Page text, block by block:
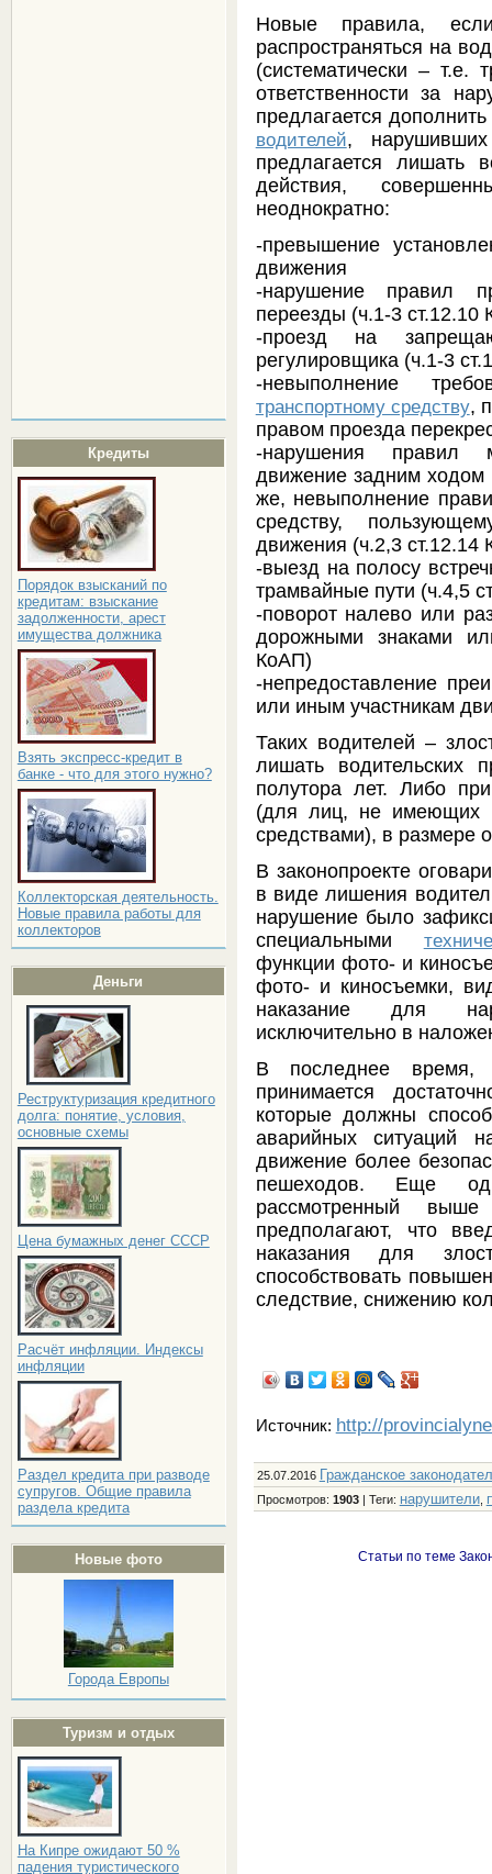
Кредиты
Порядок взысканий по
кредитам: взыскание
задолженности, арест
имущества должника
Взять экспресс-кредит в
банке - что для этого нужно?
Коллекторская деятельность.
Новые правила работы для
коллекторов
Деньги
Реструктуризация кредитного
долга: понятие, условия,
основные схемы
Цена бумажных денег СССР
Расчёт инфляции. Индексы
инфляции
Раздел кредита при разводе
супругов. Общие правила
раздела кредита
Новые фото
Города Европы
Туризм и отдых
На Кипре ожидают 50 %
падения туристического
Новые правила,
распространяться на
(систематически – т.е.
ответственности за
предлагается
водителей,
предлагается лишать
действия,
неоднократно:
-превышение
движения
-нарушение правил
переезды (ч.1-3 ст.12.10
-проезд на
регулировщика (ч.1-3
-невыполнение
транспортному средству,
правом проезда
-нарушения правил
движение задним ходом
же, невыполнение
средству,
движения (ч.2,3 ст.12.14
-выезд на полосу
трамвайные пути (ч.4,5
-поворот налево или
дорожными знаками
КоАП)
-непредоставление
или иным участникам
Таких водителей –
лишать водительских
полутора лет. Либо
(для лиц, не имеющих
средствами), в размере
В законопроекте
в виде лишения
нарушение было
специальными
функции фото- и
фото- и киносъемки,
наказание для
исключительно в
В последнее время,
принимается
которые должны
аварийных ситуаций
движение более
пешеходов. Еще
рассмотренный
предполагают, что
наказания для
способствовать
следствие, снижению
Источник: http://
25.07.2016 Гражданское
Просмотров: 1903| Теги: нарушители,
Статьи по теме